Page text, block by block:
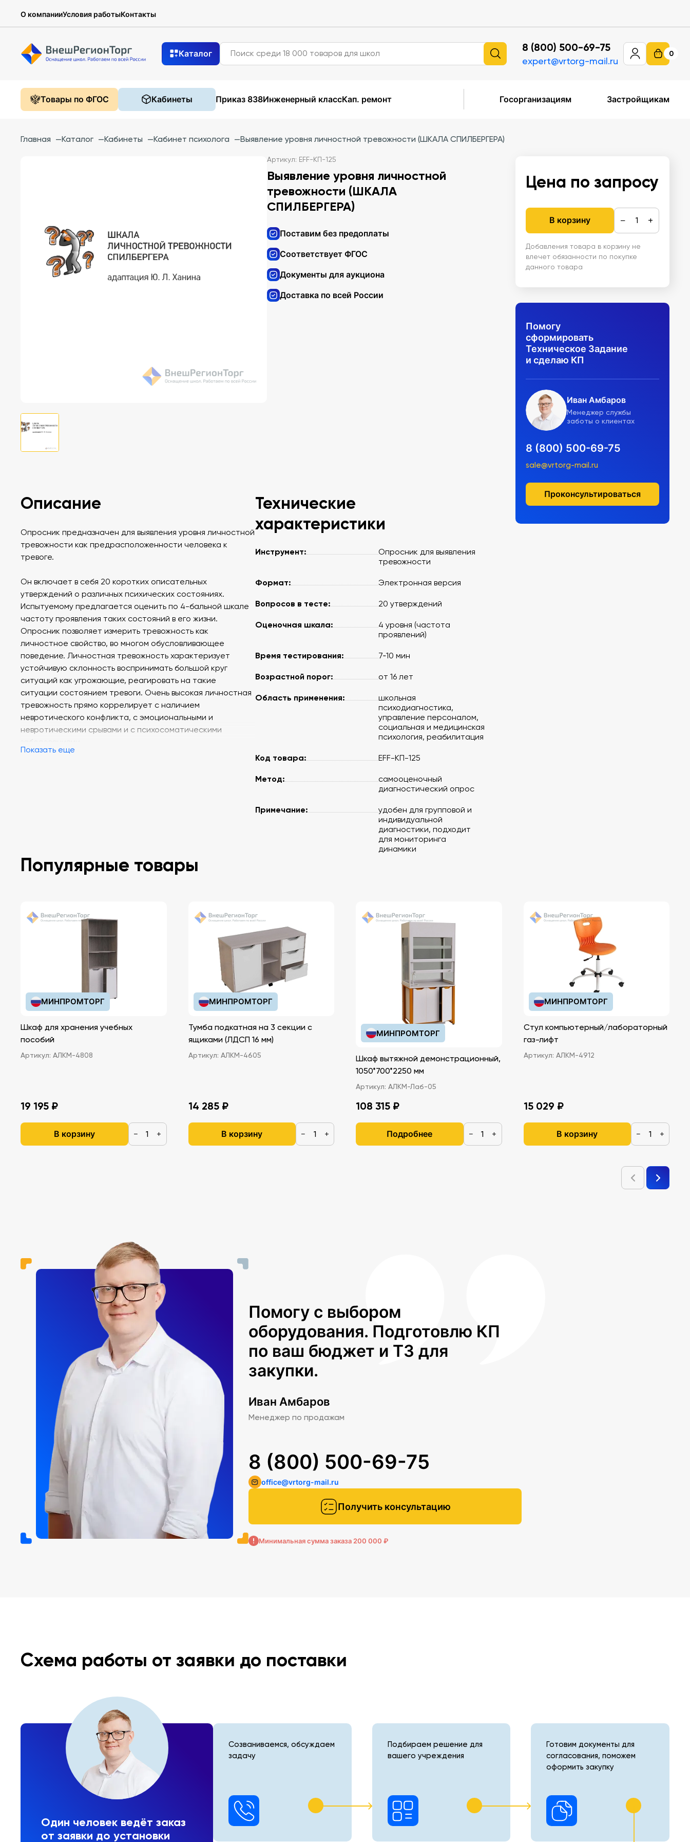
О компанииУсловия работыКонтакты
Каталог 8 (800) 500-69-75
expert@vrtorg-mail.ru
0
Товары по ФГОС Кабинеты Приказ 838Инженерный классКап. ремонт Госорганизациям Застройщикам
Главная —Каталог —Кабинеты —Кабинет психолога —Выявление уровня личностной тревожности (ШКАЛА СПИЛБЕРГЕРА)
Артикул: EFF-КП-125
Выявление уровня личностной
тревожности (ШКАЛА
СПИЛБЕРГЕРА)
Поставим без предоплаты
Соответствует ФГОС
Документы для аукциона
Доставка по всей России
Цена по запросу
В корзину − +
Добавления товара в корзину не
влечет обязанности по покупке
данного товара
Помогу
сформировать
Техническое Задание
и сделаю КП
Иван Амбаров
Менеджер службы
заботы о клиентах
8 (800) 500-69-75
sale@vrtorg-mail.ru
Проконсультироваться
Описание
Опросник предназначен для выявления уровня личностной
тревожности как предрасположенности человека к
тревоге.
Он включает в себя 20 коротких описательных
утверждений о различных психических состояниях.
Испытуемому предлагается оценить по 4-бальной шкале
частоту проявления таких состояний в его жизни.
Опросник позволяет измерить тревожность как
личностное свойство, во многом обусловливающее
поведение. Личностная тревожность характеризует
устойчивую склонность воспринимать большой круг
ситуаций как угрожающие, реагировать на такие
ситуации состоянием тревоги. Очень высокая личностная
тревожность прямо коррелирует с наличием
невротического конфликта, с эмоциональными и
невротическими срывами и с психосоматическими
заболеваниями.
Версия: электронная.
Показать еще
Технические
характеристики
Инструмент:
Опросник для выявления
тревожности
Формат: Электронная версия
Вопросов в тесте: 20 утверждений
Оценочная шкала:
4 уровня (частота
проявлений)
Время тестирования: 7‑10 мин
Возрастной порог: от 16 лет
Область применения:
школьная
психодиагностика,
управление персоналом,
социальная и медицинская
психология, реабилитация
Код товара: EFF-КП-125
Метод:
самооценочный
диагностический опрос
Примечание:
удобен для групповой и
индивидуальной
диагностики, подходит
для мониторинга
динамики
Популярные товары
МИНПРОМТОРГ
Шкаф для хранения учебных
пособий
Артикул: АЛКМ-4808
19 195 ₽
В корзину − +
МИНПРОМТОРГ
Тумба подкатная на 3 секции с
ящиками (ЛДСП 16 мм)
Артикул: АЛКМ-4605
14 285 ₽
В корзину − +
МИНПРОМТОРГ
Шкаф вытяжной демонстрационный,
1050*700*2250 мм
Артикул: АЛКМ-Лаб-05
108 315 ₽
Подробнее − +
МИНПРОМТОРГ
Стул компьютерный/лабораторный
газ-лифт
Артикул: АЛКМ-4912
15 029 ₽
В корзину − +
Помогу с выбором
оборудования. Подготовлю КП
по ваш бюджет и ТЗ для
закупки.
Иван Амбаров
Менеджер по продажам
Получить консультацию
8 (800) 500-69-75
office@vrtorg-mail.ru
Минимальная сумма заказа 200 000 ₽
Схема работы от заявки до поставки
Один человек ведёт заказ
от заявки до установки
Созваниваемся, обсуждаем
задачу
Подбираем решение для
вашего учреждения
Готовим документы для
согласования, поможем
оформить закупку